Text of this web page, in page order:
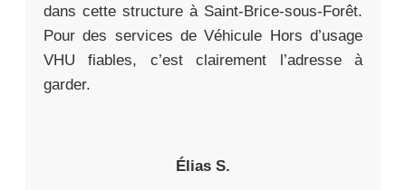
dans cette structure à Saint-Brice-sous-Forêt.
Pour des services de Véhicule Hors d’usage
VHU fiables, c’est clairement l’adresse à
garder.
Élias S.